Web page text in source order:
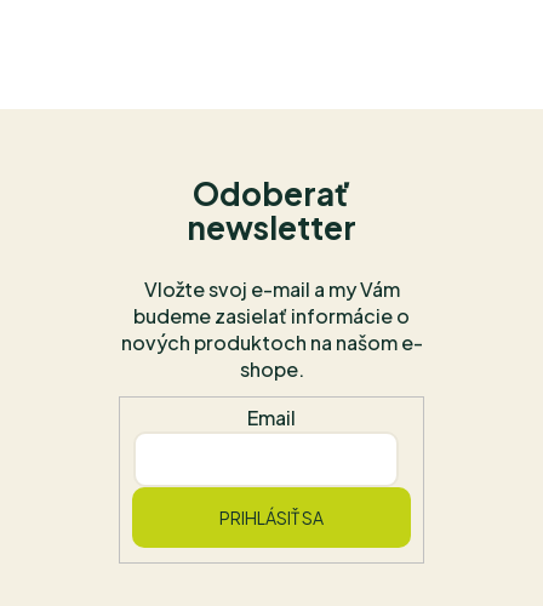
Odoberať
newsletter
Vložte svoj e-mail a my Vám
budeme zasielať informácie o
nových produktoch na našom e-
shope.
Email
PRIHLÁSIŤ SA